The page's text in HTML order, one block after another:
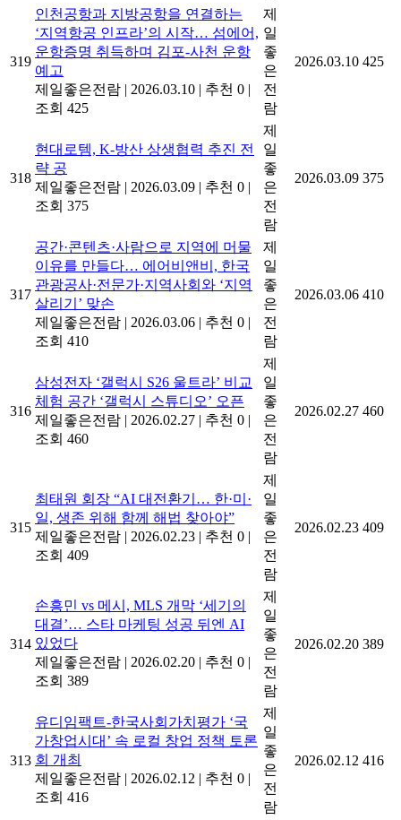
319
인천공항과 지방공항을 연결하는
‘지역항공 인프라’의 시작… 섬에어,
운항증명 취득하며 김포-사천 운항
예고
제일좋은전람 | 2026.03.10 | 추천 0 |
조회 425
제
일
좋
은
전
람
2026.03.10 425
318
현대로템, K-방산 상생협력 추진 전
략 공
제일좋은전람 | 2026.03.09 | 추천 0 |
조회 375
제
일
좋
은
전
람
2026.03.09 375
317
공간·콘텐츠·사람으로 지역에 머물
이유를 만들다… 에어비앤비, 한국
관광공사·전문가·지역사회와 ‘지역
살리기’ 맞손
제일좋은전람 | 2026.03.06 | 추천 0 |
조회 410
제
일
좋
은
전
람
2026.03.06 410
316
삼성전자 ‘갤럭시 S26 울트라’ 비교
체험 공간 ‘갤럭시 스튜디오’ 오픈
제일좋은전람 | 2026.02.27 | 추천 0 |
조회 460
제
일
좋
은
전
람
2026.02.27 460
315
최태원 회장 “AI 대전환기… 한·미·
일, 생존 위해 함께 해법 찾아야”
제일좋은전람 | 2026.02.23 | 추천 0 |
조회 409
제
일
좋
은
전
람
2026.02.23 409
314
손흥민 vs 메시, MLS 개막 ‘세기의
대결’… 스타 마케팅 성공 뒤엔 AI
있었다
제일좋은전람 | 2026.02.20 | 추천 0 |
조회 389
제
일
좋
은
전
람
2026.02.20 389
313
유디임팩트-한국사회가치평가 ‘국
가창업시대’ 속 로컬 창업 정책 토론
회 개최
제일좋은전람 | 2026.02.12 | 추천 0 |
조회 416
제
일
좋
은
전
람
2026.02.12 416